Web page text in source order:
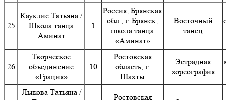
25
Кауклис Татьяна /
Школа танца
Аминат
1
Россия, Брянская
обл., г. Брянск,
школа танца
«Аминат»
Восточный
танец
26
Творческое
объединение
«Грация»
10
Ростовская
область, г.
Шахты
Эстрадная
хореография
Лыкова Татьяна /
Ростовская